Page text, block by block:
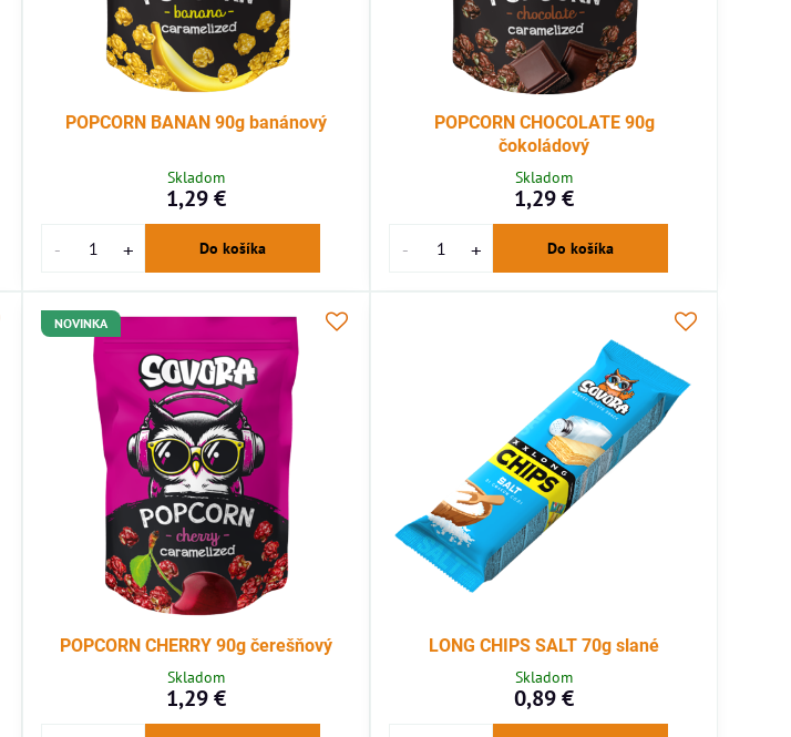
POPCORN BANAN 90g banánový
Skladom
1,29 €
Do košíka
POPCORN CHOCOLATE 90g
čokoládový
Skladom
1,29 €
Do košíka
NOVINKA
POPCORN CHERRY 90g čerešňový
Skladom
1,29 €
LONG CHIPS SALT 70g slané
Skladom
0,89 €